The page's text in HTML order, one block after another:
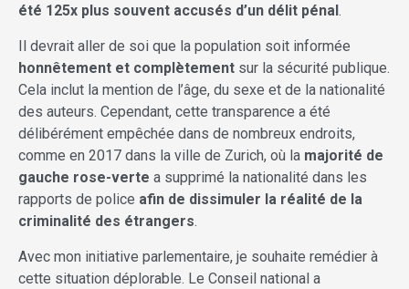
été 125x plus souvent accusés d’un délit pénal.
Il devrait aller de soi que la population soit informée
honnêtement et complètement sur la sécurité publique.
Cela inclut la mention de l’âge, du sexe et de la nationalité
des auteurs. Cependant, cette transparence a été
délibérément empêchée dans de nombreux endroits,
comme en 2017 dans la ville de Zurich, où la majorité de
gauche rose-verte a supprimé la nationalité dans les
rapports de police afin de dissimuler la réalité de la
criminalité des étrangers.
Avec mon initiative parlementaire, je souhaite remédier à
cette situation déplorable. Le Conseil national a